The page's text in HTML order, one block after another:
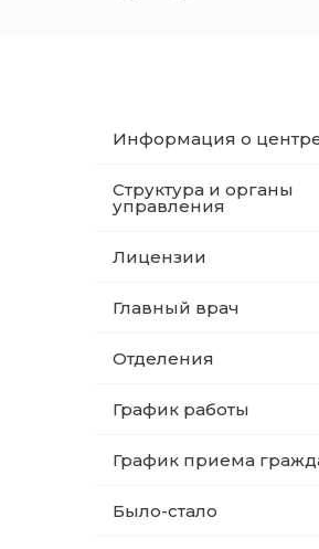
Информация о
Структура и органы
управления
Лицензии
Главный врач
Отделения
График работы
График приема
Было-стало